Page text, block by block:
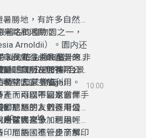
聽眾朋友們善用公共
望大家多加利用。
而兩國不管是商業、
尼語的人數逐漸增
當務之急。透過輕鬆
尼語，進一步了解印
勝地，有許多自然景
景點和活動：
著名的植物園之一，
Arnoldii）。園内还
和主題公園的綜合景
動物園」（Night
製的花生醬和醋汁，非
捲，口感豐富。
產，可以帶回家當伴手
聽眾朋友們善用公共
望大家多加利用。
而兩國不管是商業、
和JakCard。來認
我覺得，最重要的就
是「廁所在哪裡？」
？
所在哪裡？
10:00
10 ... 12